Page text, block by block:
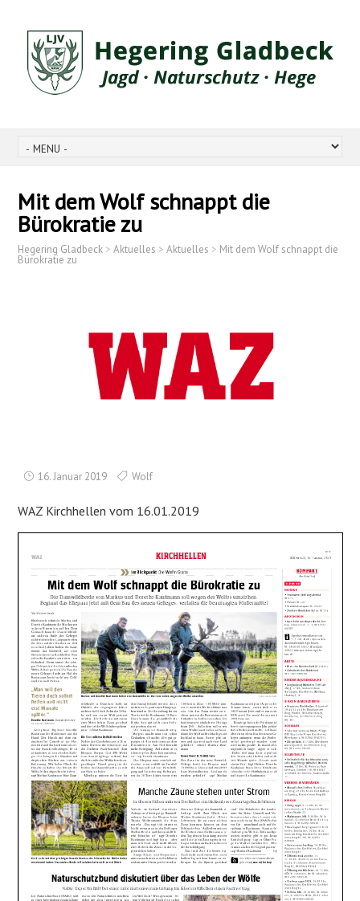
Mit dem Wolf schnappt die
Bürokratie zu
Hegering Gladbeck >Aktuelles >Aktuelles > Mit dem Wolf schnappt die
Bürokratie zu
16. Januar 2019 Wolf
WAZ Kirchhellen vom 16.01.2019